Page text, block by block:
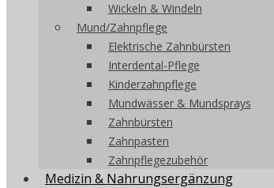
Wickeln & Windeln
Mund/Zahnpflege
Elektrische Zahnbürsten
Interdental-Pflege
Kinderzahnpflege
Mundwässer & Mundsprays
Zahnbürsten
Zahnpasten
Zahnpflegezubehör
Medizin & Nahrungsergänzung